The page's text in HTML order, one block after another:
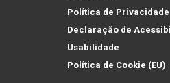
Política de Privacidade
Declaração de
Usabilidade
Política de Cookie (EU)